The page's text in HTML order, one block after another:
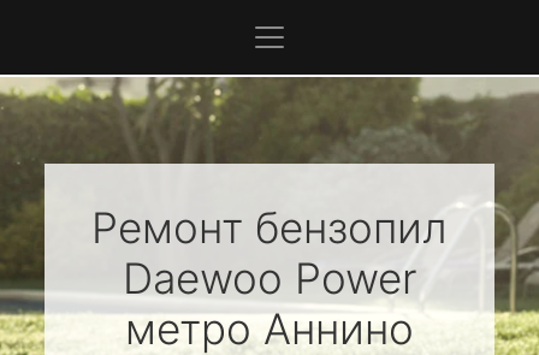
Ремонт бензопил
Daewoo Power
метро Аннино